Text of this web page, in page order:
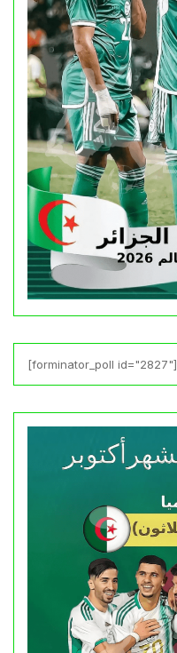
[forminator_poll id="2827"]